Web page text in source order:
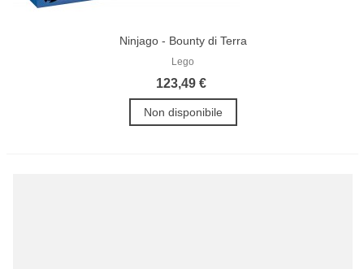
Ninjago - Bounty di Terra
Lego
123,49 €
Non disponibile